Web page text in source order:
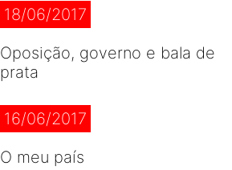
18/06/2017
Oposição, governo e bala de
prata
16/06/2017
O meu país